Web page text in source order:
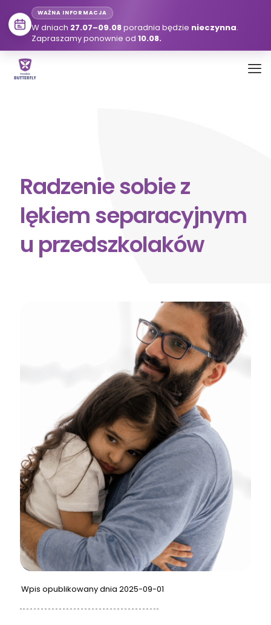
WAŻNA INFORMACJA
W dniach 27.07–09.08poradnia będzie nieczynna.
Zapraszamy ponownie od 10.08.
Radzenie sobie z
lękiem separacyjnym
u przedszkolaków
Wpis opublikowany dnia 2025-09-01